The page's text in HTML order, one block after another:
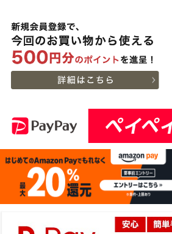
12
08-06
兵庫県
2026-
08-06
17:45:00
栃木県
14
2026-
08-06
15:51:00
千葉県
15
2026-
08-06
15:51:00
千葉県
13:58:00